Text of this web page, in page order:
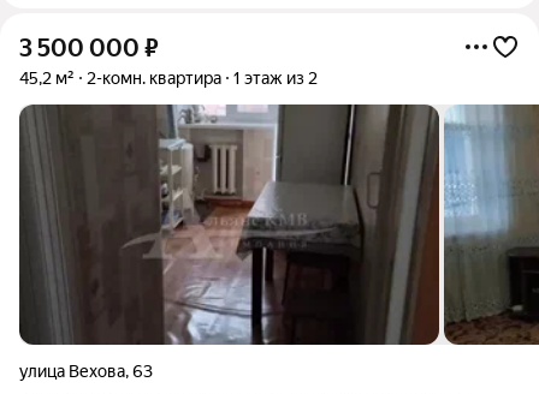
3 500 000 ₽
45,2 м² 2-комн. квартира 1 этаж из 2
улица Вехова,63